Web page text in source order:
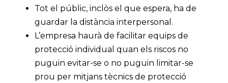
Tot el públic, inclòs el que espera, ha de
guardar la distància interpersonal.
L’empresa haurà de facilitar equips de
protecció individual quan els riscos no
puguin evitar-se o no puguin limitar-se
prou per mitjans tècnics de protecció